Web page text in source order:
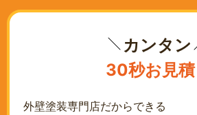
カンタン
30秒お見
外壁塗装専門店だからできる